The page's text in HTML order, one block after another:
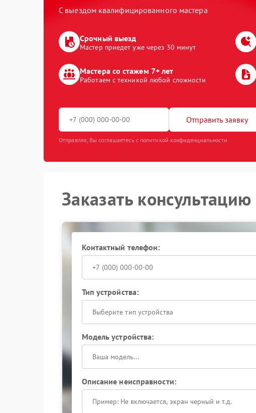
С выездом квалифицированного мастера
Срочный выезд
Мастер приедет уже через 30 минут
Мастера со стажем 7+ лет
Работаем с техникой любой сложности
Отправить заявку
Отправляя, Вы соглашаетесь с политикой конфиденциальности
Заказать консультацию
Контактный телефон:
Тип устройства:
Выберите тип устройства
Модель устройства:
Описание неисправности: